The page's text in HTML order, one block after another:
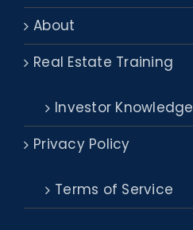
About
Real Estate Training
Investor Knowledge
Privacy Policy
Terms of Service